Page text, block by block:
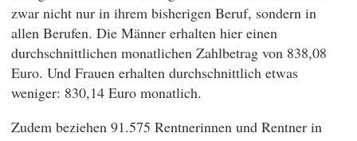
zwar nicht nur in ihrem bisherigen Beruf, sondern in
allen Berufen. Die Männer erhalten hier einen
durchschnittlichen monatlichen Zahlbetrag von 838,08
Euro. Und Frauen erhalten durchschnittlich etwas
weniger: 830,14 Euro monatlich.
Zudem beziehen 91.575 Rentnerinnen und Rentner in